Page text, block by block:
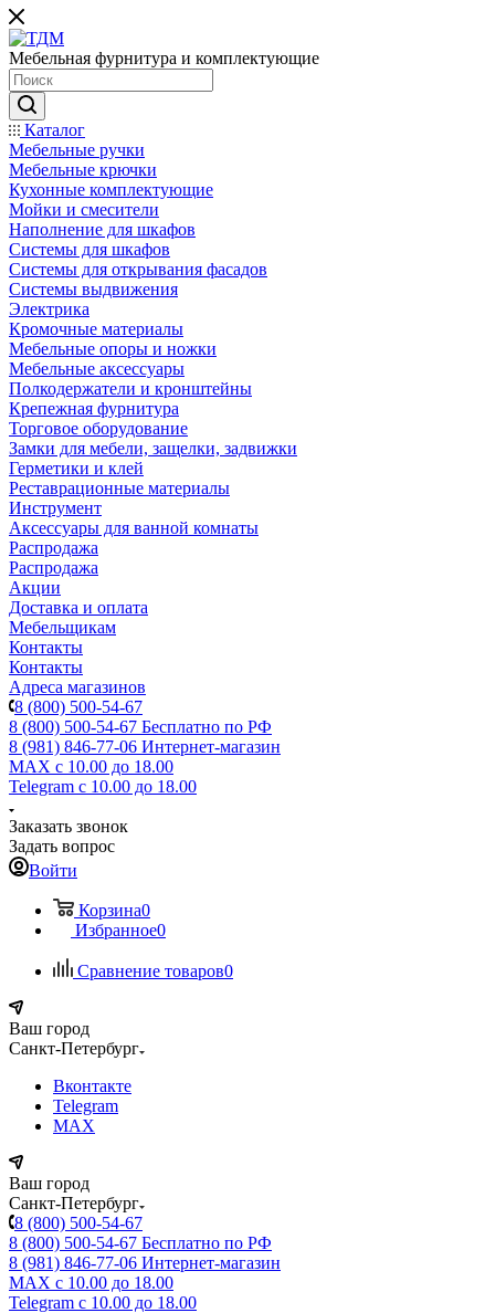
Мебельная фурнитура и комплектующие
Каталог
Мебельные ручки
Мебельные крючки
Кухонные комплектующие
Мойки и смесители
Наполнение для шкафов
Cистемы для шкафов
Системы для открывания фасадов
Системы выдвижения
Электрика
Кромочные материалы
Мебельные опоры и ножки
Мебельные аксессуары
Полкодержатели и кронштейны
Крепежная фурнитура
Торговое оборудование
Замки для мебели, защелки, задвижки
Герметики и клей
Реставрационные материалы
Инструмент
Аксессуары для ванной комнаты
Распродажа
Распродажа
Акции
Доставка и оплата
Мебельщикам
Контакты
Контакты
Адреса магазинов
8 (800) 500-54-67
8 (800) 500-54-67 Бесплатно по РФ
8 (981) 846-77-06 Интернет-магазин
MAX с 10.00 до 18.00
Telegram с 10.00 до 18.00
Заказать звонок
Задать вопрос
Войти
Корзина0
Избранное0
Сравнение товаров0
Ваш город
Санкт-Петербург
Вконтакте
Telegram
MAX
Ваш город
Санкт-Петербург
8 (800) 500-54-67
8 (800) 500-54-67 Бесплатно по РФ
8 (981) 846-77-06 Интернет-магазин
MAX с 10.00 до 18.00
Telegram с 10.00 до 18.00